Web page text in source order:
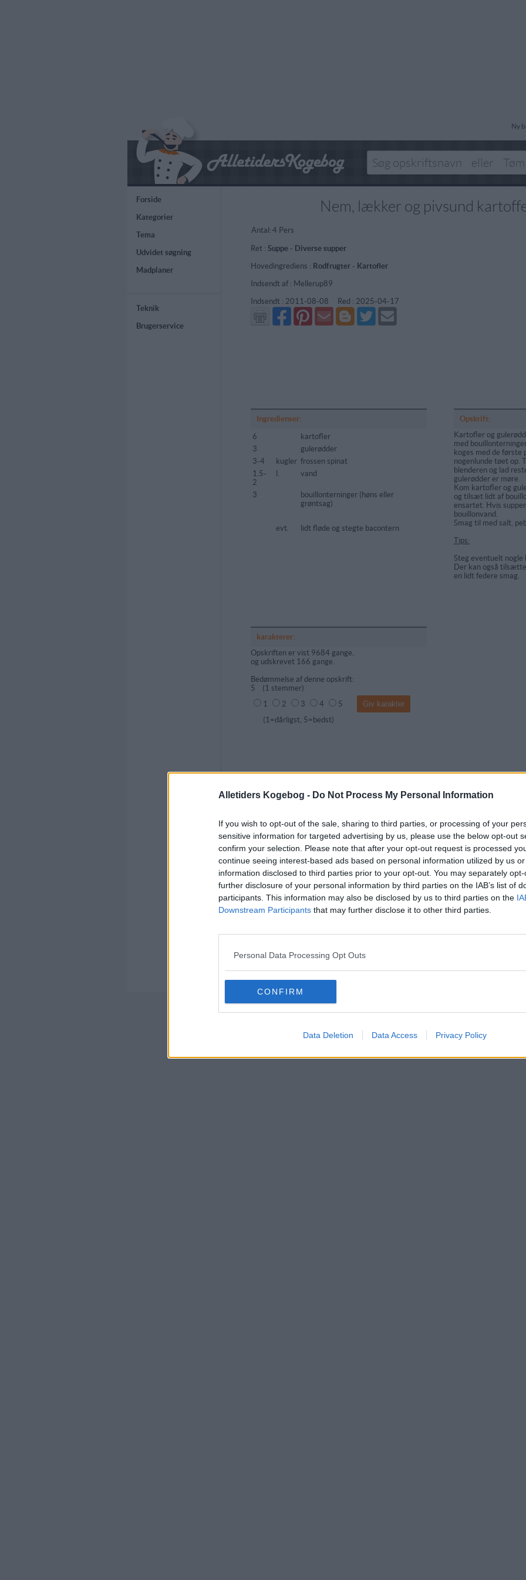
Alletiders Kogebog - Do Not Process My Personal Information
If you wish to opt-out of the sale, sharing to third parties, or processing of your
sensitive information for targeted advertising by us, please use the below opt-out
confirm your selection. Please note that after your opt-out request is processed
continue seeing interest-based ads based on personal information utilized by us
information disclosed to third parties prior to your opt-out. You may separately
further disclosure of your personal information by third parties on the IAB’s list of
participants. This information may also be disclosed by us to third parties on the
Downstream Participants that may further disclose it to other third parties.
Personal Data Processing Opt Outs
CONFIRM
Data Deletion Data Access Privacy Policy
Ny
Forside
Kategorier
Tema
Udvidet søgning
Madplaner
Teknik
Brugerservice
Nem, lækker og pivsund
Antal: 4 Pers
Ret : Suppe- Diverse supper
Hovedingrediens : Rodfrugter- Kartofler
Indsendt af : Mellerup89
Indsendt : 2011-08-08 Red : 2025-04-17
Del
på
Facebook
Del
på
Pinterest
Send
via
GMail
Del
på
Blogger
Del
på
Twitter
Send
mail
Ingredienser:
6
kartofler
3
gulerødder
3-4
kugler frossen spinat
1.5-
2
l. vand
3
bouillonterninger (høns eller
grøntsag)
evt. lidt fløde og stegte bacontern
Opskrift:
Kartofler og
med
koges med de
nogenlunde tøet op.
blenderen og lad
gulerødder er møre.
Kom kartofler og
og tilsæt lidt af
ensartet. Hvis
bouillonvand.
Smag til med salt,
Tips:
Steg eventuelt nogle
Der kan også
en lidt federe smag.
karakterer:
Opskriften er vist 9684 gange,
og udskrevet 166 gange.
Bedømmelse af denne opskrift:
5 ( 1 stemmer)
1
2 3 4
5
(1=dårligst, 5=bedst)
Kommentar fra:
Kommentar:
Kommentarer
Der er ikke tilføjet nogen kommentar til denne opskrift endnu
Nyhedsmails - Privatlivspolitik